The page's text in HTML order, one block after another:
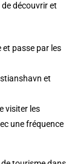
découvrir et
passe par les
et
visiter les
une fréquence